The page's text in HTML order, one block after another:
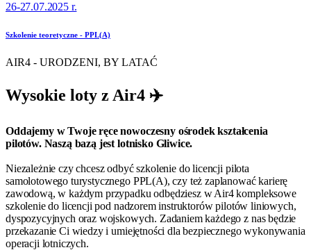
26-27.07.2025 r.
Szkolenie teoretyczne - PPL(A)
AIR4 - URODZENI, BY LATAĆ
Wysokie loty z Air4 ✈️
Oddajemy w Twoje ręce nowoczesny ośrodek kształcenia
pilotów. Naszą bazą jest lotnisko Gliwice.
Niezależnie czy chcesz odbyć szkolenie do licencji pilota
samolotowego turystycznego PPL(A), czy też zaplanować karierę
zawodową, w każdym przypadku odbędziesz w Air4 kompleksowe
szkolenie do licencji pod nadzorem instruktorów pilotów liniowych,
dyspozycyjnych oraz wojskowych. Zadaniem każdego z nas będzie
przekazanie Ci wiedzy i umiejętności dla bezpiecznego wykonywania
operacji lotniczych.